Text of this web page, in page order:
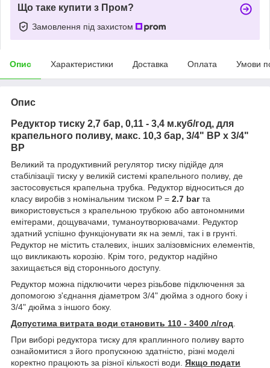
Що таке купити з Пром?
Замовлення під захистом
Опис Характеристики Доставка Оплата Умови
Опис
Редуктор тиску 2,7 бар, 0,11 - 3,4 м.куб/год, для
крапельного поливу, макс. 10,3 бар, 3/4" ВР х 3/4"
ВР
Великий та продуктивний регулятор тиску підійде для
стабілізації тиску у великій системі крапельного поливу, де
застосовується крапельна трубка. Редуктор відноситься до
класу виробів з номінальним тиском P = 2.7 barта
використовується з крапельною трубкою або автономними
емітерами, дощувачами, туманоутворювачами. Редуктор
здатний успішно функціонувати як на землі, так і в грунті.
Редуктор не містить сталевих, інших залізовмісних елементів,
що викликають корозію. Крім того, редуктор надійно
захищається від стороннього доступу.
Редуктор можна підключити через різьбове підключення за
допомогою з'єднання діаметром 3/4" дюйма з одного боку і
3/4" дюйма з іншого боку.
Допустима витрата води становить 110 - 3400 л/год
При виборі редуктора тиску для краплинного поливу варто
ознайомитися з його пропускною здатністю, різні моделі
коректно працюють за різної кількості води. Якщо подати